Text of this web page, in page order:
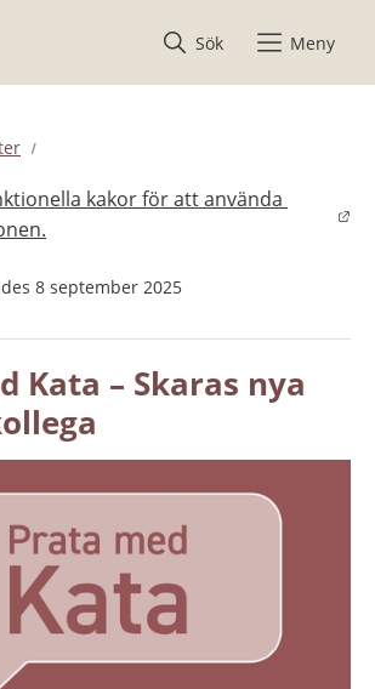
Sök
Meny
kakor för att använda
8 september 2025
Kata – Skaras nya